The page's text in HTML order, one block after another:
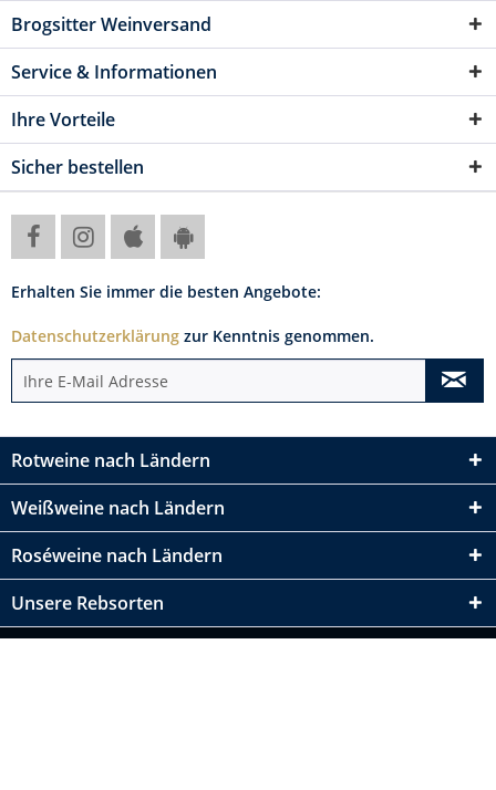
Brogsitter Weinversand
Service & Informationen
Ihre Vorteile
Sicher bestellen
Erhalten Sie immer die besten Angebote:
Datenschutzerklärung zur Kenntnis genommen.
Rotweine nach Ländern
Weißweine nach Ländern
Roséweine nach Ländern
Unsere Rebsorten